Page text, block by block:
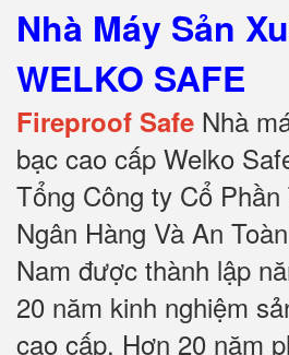
Nhà Máy Sản
WELKO SAFE
Fireproof Safe Nhà
bạc cao cấp Welko
Tổng Công ty Cổ
Ngân Hàng Và An
Nam được thành lập
20 năm kinh nghiệm
cao cấp. Hơn 20 năm